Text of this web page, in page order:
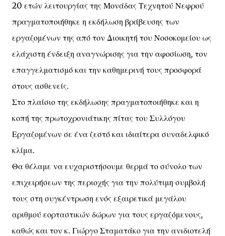
20 ετών λειτουργίας της Μονάδας Τεχνητού Νεφρού
πραγματοποιήθηκε η εκδήλωση βράβευσης των
εργαζομένων της από τον Διοικητή του Νοσοκομείου ως
ελάχιστη ένδειξη αναγνώρισης για την αφοσίωση, τον
επαγγελματισμό και την καθημερινή τους προσφορά
στους ασθενείς.
Στο πλαίσιο της εκδήλωσης πραγματοποιήθηκε και η
κοπή της πρωτοχρονιάτικης πίτας του Συλλόγου
Εργαζομένων σε ένα ζεστό και ιδιαίτερα συναδελφικό
κλίμα.
Θα θέλαμε να ευχαριστήσουμε θερμά το σύνολο των
επιχειρήσεων της περιοχής για την πολύτιμη συμβολή
τους στη συγκέντρωση ενός εξαιρετικά μεγάλου
αριθμού εορταστικών δώρων για τους εργαζόμενους,
καθώς και τον κ. Γιώργο Σταματάκο για την ανιδιοτελή